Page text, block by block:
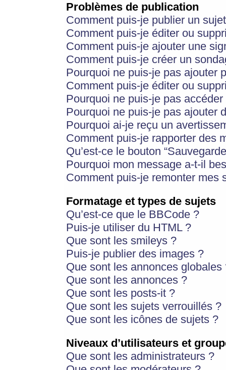
Problèmes de publication
Comment puis-je publier un
Comment puis-je éditer ou
Comment puis-je ajouter une
Comment puis-je créer un
Pourquoi ne puis-je pas ajouter
Comment puis-je éditer ou
Pourquoi ne puis-je pas
Pourquoi ne puis-je pas ajouter
Pourquoi ai-je reçu un
Comment puis-je rapporter des
Qu’est-ce le bouton
Pourquoi mon message a-t-il
Comment puis-je remonter mes
Formatage et types de sujets
Qu’est-ce que le BBCode ?
Puis-je utiliser du HTML ?
Que sont les smileys ?
Puis-je publier des images ?
Que sont les annonces globales
Que sont les annonces ?
Que sont les posts-it ?
Que sont les sujets verrouillés ?
Que sont les icônes de sujets ?
Niveaux d’utilisateurs et
Que sont les administrateurs ?